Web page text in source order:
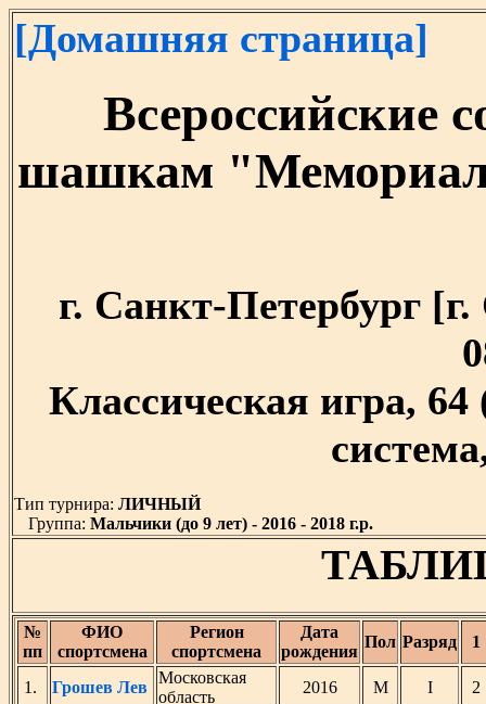
[Домашняя страница]
Всероссийские
шашкам
г. Санкт-Петербург
Классическая игра,
Тип турнира: ЛИЧНЫЙ
Группа: Мальчики (до 9 лет) - 2016 - 2018 г.р.
№
пп
ФИО
спортсмена
Регион
спортсмена
Дата
рождения
Пол Разряд 1
1. Грошев Лев
Московская
область
2016 М I